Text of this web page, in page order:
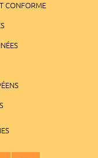
CONFORME